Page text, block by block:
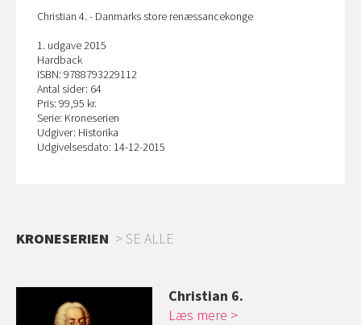
Christian 4. - Danmarks store renæssancekonge
1. udgave 2015
Hardback
ISBN: 9788793229112
Antal sider: 64
Pris: 99,95 kr.
Serie: Kroneserien
Udgiver: Historika
Udgivelsesdato: 14-12-2015
KRONESERIEN SE ALLE
Christian 6.
Læs mere